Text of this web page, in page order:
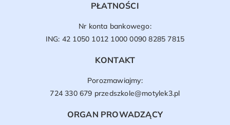
PŁATNOŚCI
Nr konta bankowego:
ING: 42 1050 1012 1000 0090 8285 7815
KONTAKT
Porozmawiajmy:
724 330 679 przedszkole@motylek3.pl
ORGAN PROWADZĄCY